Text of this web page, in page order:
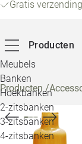
Gratis
Producten
Meubels
Banken
Hoekbanken
2-zitsbanken
3-zitsbanken
4-zitsbanken
Producten/